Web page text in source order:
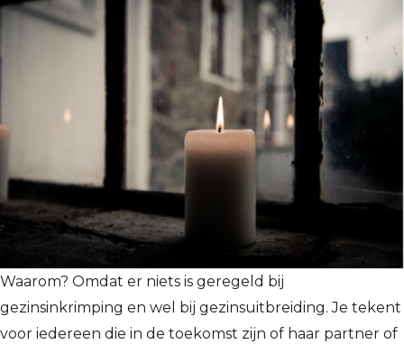
Waarom? Omdat er niets is geregeld bij
gezinsinkrimping en wel bij gezinsuitbreiding. Je tekent
voor iedereen die in de toekomst zijn of haar partner of